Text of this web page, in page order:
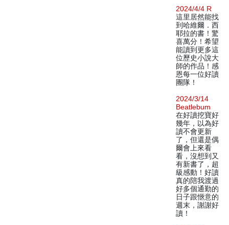
2024/4/4 R
這里居然能找
到哈維爾．西
耶拉的書！驚
喜萬分！希望
能讀到更多這
位歷史小說大
師的作品！感
恩每一位好讀
團隊！
2024/3/14
Beatlebum
在好讀挖寶好
幾年，以為好
讀不會更新
了，但還是偶
爾會上來看
看，沒想到又
有新書了，超
級感動！好讀
真的陪我渡過
好多個通勤的
日子跟愜意的
週末，謝謝好
讀！